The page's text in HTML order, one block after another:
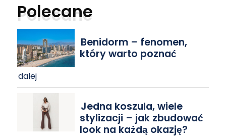
Polecane
Benidorm – fenomen,
który warto poznać
dalej
Jedna koszula, wiele
stylizacji – jak zbudować
look na każdą okazję?